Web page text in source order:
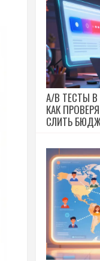
A/B ТЕСТЫ
КАК
СЛИТЬ